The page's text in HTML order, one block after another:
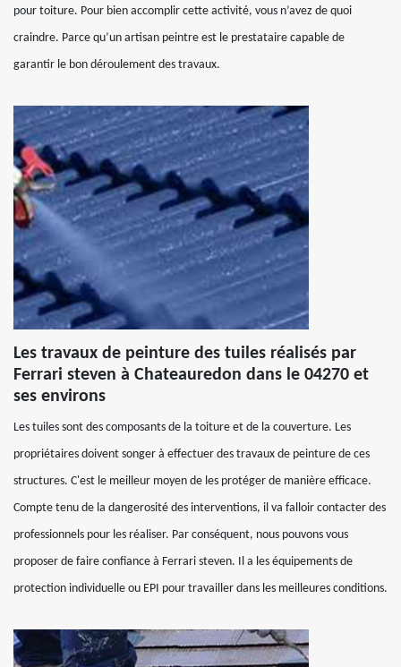
pour toiture. Pour bien accomplir cette activité, vous n’avez de quoi
craindre. Parce qu’un artisan peintre est le prestataire capable de
garantir le bon déroulement des travaux.
Les travaux de peinture des tuiles réalisés par
Ferrari steven à Chateauredon dans le 04270 et
ses environs
Les tuiles sont des composants de la toiture et de la couverture. Les
propriétaires doivent songer à effectuer des travaux de peinture de ces
structures. C'est le meilleur moyen de les protéger de manière efficace.
Compte tenu de la dangerosité des interventions, il va falloir contacter des
professionnels pour les réaliser. Par conséquent, nous pouvons vous
proposer de faire confiance à Ferrari steven. Il a les équipements de
protection individuelle ou EPI pour travailler dans les meilleures conditions.